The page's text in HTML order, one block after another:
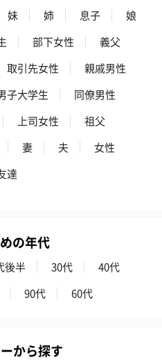
円）
円）
妹 姉 息子
娘
部下女性
義父
取引先女性
親戚男性
子大学生
同僚男性
上司女性
祖父
妻 夫
女性
達
の年代
後半 30代
40代
90代 60代
から探す